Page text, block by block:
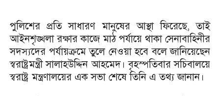
পুলিশের প্রতি সাধারণ মানুষের আস্থা ফিরেছে, তাই
আইনশৃঙ্খলা রক্ষার কাজে মাঠ পর্যায়ে থাকা সেনাবাহিনীর
সদস্যদের পর্যায়ক্রমে তুলে নেওয়া হবে বলে জানিয়েছেন
স্বরাষ্ট্রমন্ত্রী সালাহউদ্দিন আহমেদ। বৃহস্পতিবার সচিবালয়ে
স্বরাষ্ট্র মন্ত্রণালয়ের এক সভা শেষে তিনি এ তথ্য জানান।